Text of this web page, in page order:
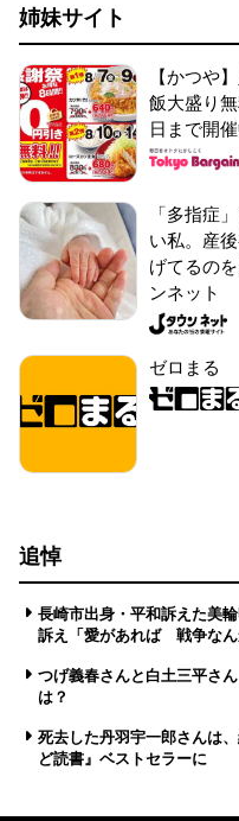
姉妹サイト
【かつや
飯大盛り
日まで開催
「多指症
い私。産
げてるの
ンネット
ゼロまる
追悼
長崎市出身・平和訴えた美
訴え「愛があれば 戦争なん
つげ義春さんと白土三平さ
は？
死去した丹羽宇一郎さんは
ど読書』ベストセラーに